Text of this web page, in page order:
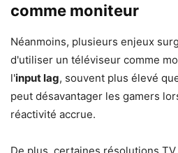
comme moniteur
Néanmoins, plusieurs enjeux
d'utiliser un téléviseur comme
l'input lag, souvent plus élevé
peut désavantager les gamers
réactivité accrue.